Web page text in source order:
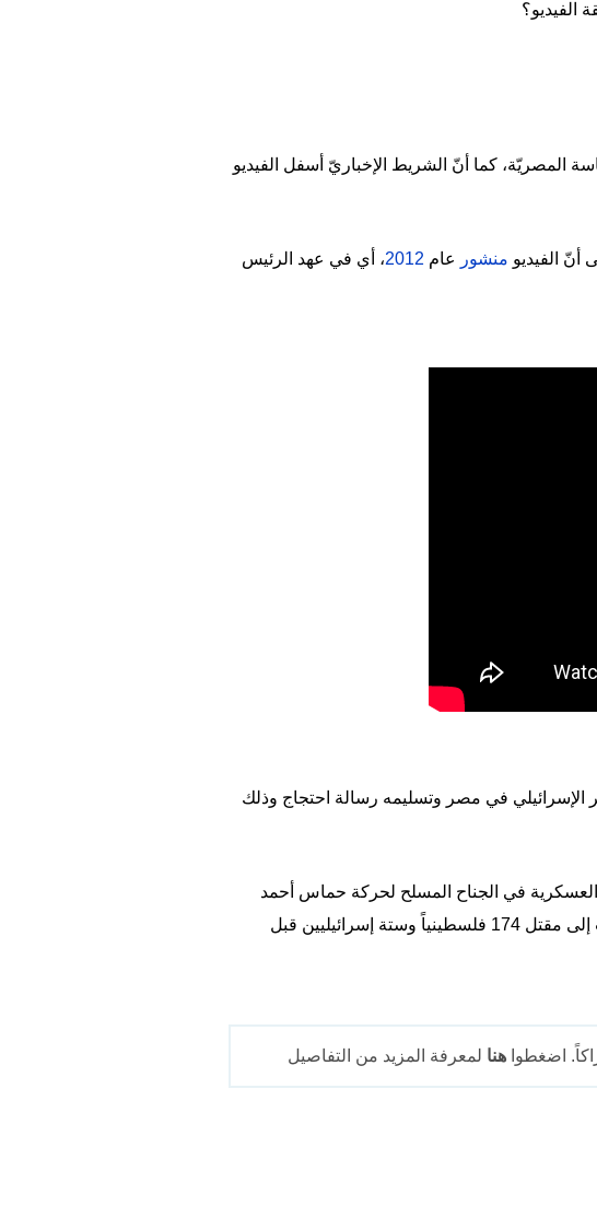
الفيديو؟
المصريّة، كما أنّ الشريط الإخباريّ أسفل الفيديو
الفيديو منشور عام 2012، أي في عهد الرئيس
الإسرائيلي في مصر وتسليمه رسالة احتجاج وذلك
قائد العمليات العسكرية في الجناح المسلح لحركة حماس أحمد
الجعبري. ونفذت إسرائيل عملية أطلقت عليها اسم "عمود السحاب" استمرت ثمانية أيام وأدت إلى مقتل 174 فلسطينياً وستة إسرائيليين قبل
اضغطواهنا لمعرفة المزيد من التفاصيل